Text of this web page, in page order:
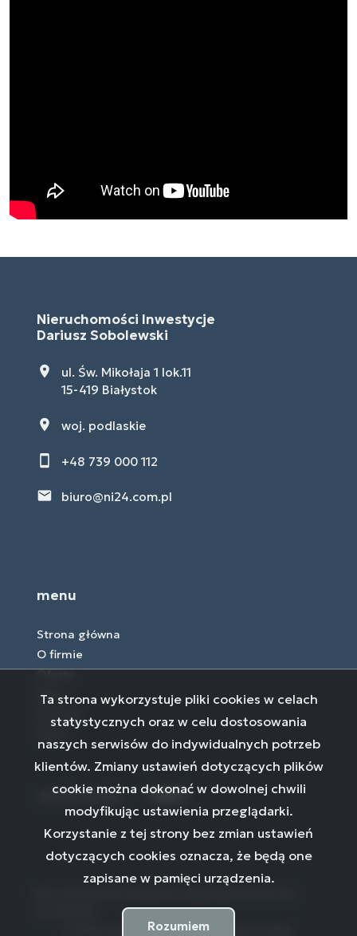
Nieruchomości Inwestycje
Dariusz Sobolewski
ul. Św. Mikołaja 1 lok.11
15-419 Białystok
woj. podlaskie
+48 739 000 112
biuro@ni24.com.pl
menu
Strona główna
O firmie
Oferty
Blog
Kontakt
social media Facebook
Facebook
Facebook
Program dla biur nieruchomości
Ta strona wykorzystuje pliki cookies w celach
statystycznych oraz w celu dostosowania
naszych serwisów do indywidualnych potrzeb
klientów. Zmiany ustawień dotyczących plików
cookie można dokonać w dowolnej chwili
modyfikując ustawienia przeglądarki.
Korzystanie z tej strony bez zmian ustawień
dotyczących cookies oznacza, że będą one
zapisane w pamięci urządzenia.
Rozumiem